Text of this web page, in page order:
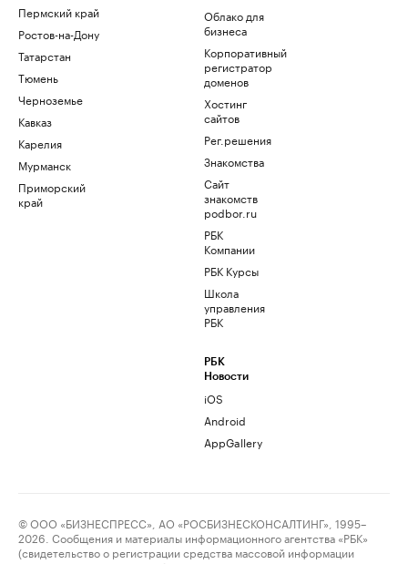
Пермский край
Ростов-на-Дону
Татарстан
Тюмень
Черноземье
Кавказ
Карелия
Мурманск
Приморский
край
Облако для
бизнеса
Корпоративный
регистратор
доменов
Хостинг
сайтов
Рег.решения
Знакомства
Сайт
знакомств
podbor.ru
РБК
Компании
РБК Курсы
Школа
управления
РБК
РБК
Новости
iOS
Android
AppGallery
© ООО «БИЗНЕСПРЕСС», АО «РОСБИЗНЕСКОНСАЛТИНГ», 1995–
2026. Сообщения и материалы информационного агентства «РБК»
(свидетельство о регистрации средства массовой информации